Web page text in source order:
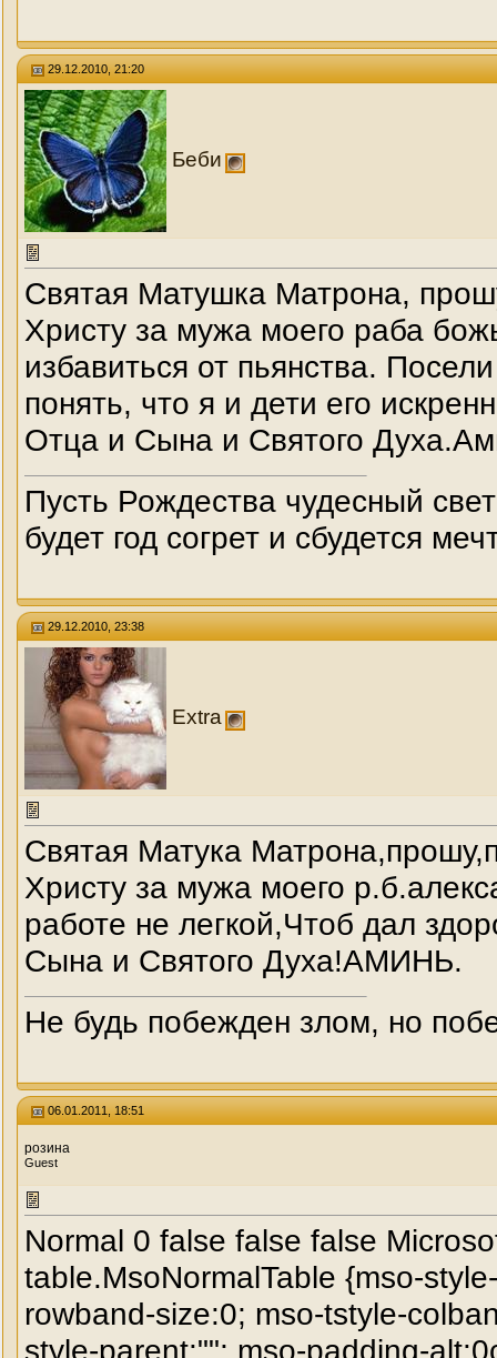
29.12.2010, 21:20
Беби
Святая Матушка Матрона,
Христу за мужа моего раба
избавиться от пьянства.
понять, что я и дети его
Отца и Сына и Святого
Пусть Рождества чудесный
будет год согрет и сбудется
29.12.2010, 23:38
Extra
Святая Матука
Христу за мужа моего
работе не легкой,Чтоб дал
Сына и Святого Духа!АМИНЬ.
Не будь побежден злом, но
06.01.2011, 18:51
розина
Guest
Normal 0 false false false
table.MsoNormalTable {mso-
rowband-size:0; mso-tstyle-
style-parent:""; mso-padding-